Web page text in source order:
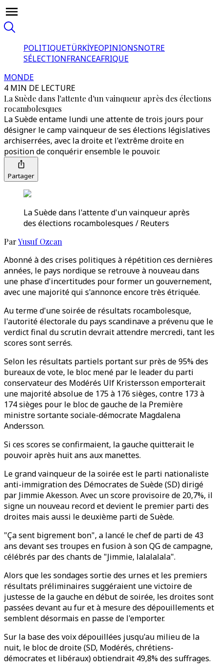
POLITIQUETÜRKİYEOPINIONSNOTRE
SÉLECTIONFRANCEAFRIQUE
MONDE
4 MIN DE LECTURE
La Suède dans l'attente d'un vainqueur après des élections
rocambolesques
La Suède entame lundi une attente de trois jours pour
désigner le camp vainqueur de ses élections législatives
archiserrées, avec la droite et l'extrême droite en
position de conquérir ensemble le pouvoir.
Partager
La Suède dans l'attente d'un vainqueur après
des élections rocambolesques / Reuters
ParYusuf Ozcan
Abonné à des crises politiques à répétition ces dernières
années, le pays nordique se retrouve à nouveau dans
une phase d'incertitudes pour former un gouvernement,
avec une majorité qui s'annonce encore très étriquée.
Au terme d'une soirée de résultats rocambolesque,
l'autorité électorale du pays scandinave a prévenu que le
verdict final du scrutin devrait attendre mercredi, tant les
scores sont serrés.
Selon les résultats partiels portant sur près de 95% des
bureaux de vote, le bloc mené par le leader du parti
conservateur des Modérés Ulf Kristersson emporterait
une majorité absolue de 175 à 176 sièges, contre 173 à
174 sièges pour le bloc de gauche de la Première
ministre sortante sociale-démocrate Magdalena
Andersson.
Si ces scores se confirmaient, la gauche quitterait le
pouvoir après huit ans aux manettes.
Le grand vainqueur de la soirée est le parti nationaliste
anti-immigration des Démocrates de Suède (SD) dirigé
par Jimmie Akesson. Avec un score provisoire de 20,7%, il
signe un nouveau record et devient le premier parti des
droites mais aussi le deuxième parti de Suède.
"Ça sent bigrement bon", a lancé le chef de parti de 43
ans devant ses troupes en fusion à son QG de campagne,
célébrés par des chants de "Jimmie, lalalalala".
Alors que les sondages sortie des urnes et les premiers
résultats préliminaires suggéraient une victoire de
justesse de la gauche en début de soirée, les droites sont
passées devant au fur et à mesure des dépouillements et
semblent désormais en passe de l'emporter.
Sur la base des voix dépouillées jusqu'au milieu de la
nuit, le bloc de droite (SD, Modérés, chrétiens-
démocrates et libéraux) obtiendrait 49,8% des suffrages.